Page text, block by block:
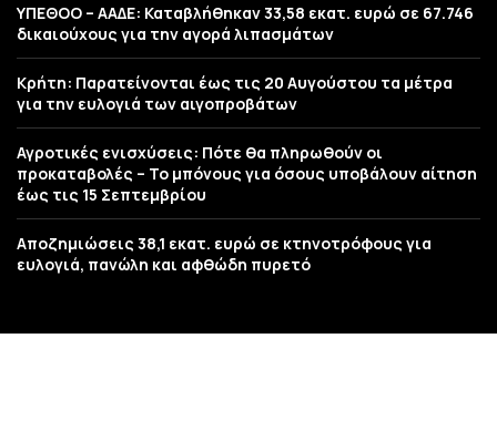
ΥΠΕΘΟΟ – ΑΑΔΕ: Καταβλήθηκαν 33,58 εκατ. ευρώ σε 67.746
δικαιούχους για την αγορά λιπασμάτων
Κρήτη: Παρατείνονται έως τις 20 Αυγούστου τα μέτρα
για την ευλογιά των αιγοπροβάτων
Αγροτικές ενισχύσεις: Πότε θα πληρωθούν οι
προκαταβολές – Το μπόνους για όσους υποβάλουν αίτηση
έως τις 15 Σεπτεμβρίου
Αποζημιώσεις 38,1 εκατ. ευρώ σε κτηνοτρόφους για
ευλογιά, πανώλη και αφθώδη πυρετό